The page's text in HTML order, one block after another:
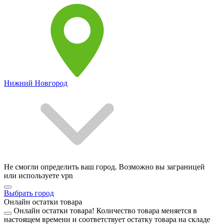
Нижний Новгород
Не смогли определить ваш город. Возможно вы заграницей
или используете vpn
Выбрать город
Онлайн остатки товара
Онлайн остатки товара! Количество товара меняется в
настоящем времени и соответствует остатку товара на складе